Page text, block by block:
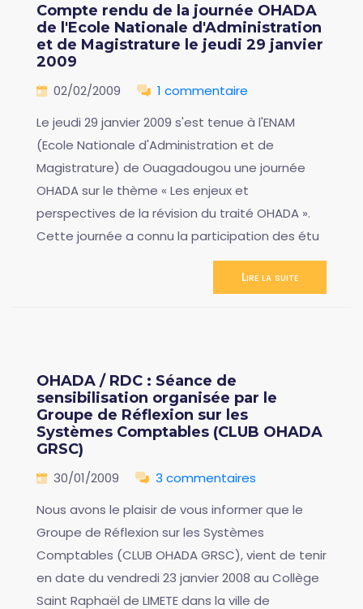
Compte rendu de la journée OHADA
de l'Ecole Nationale d'Administration
et de Magistrature le jeudi 29 janvier
2009
02/02/2009
1 commentaire
Le jeudi 29 janvier 2009 s'est tenue à l'ENAM
(Ecole Nationale d'Administration et de
Magistrature) de Ouagadougou une journée
OHADA sur le thème « Les enjeux et
perspectives de la révision du traité OHADA ».
Cette journée a connu la participation des étu
Lire la suite
OHADA / RDC : Séance de
sensibilisation organisée par le
Groupe de Réflexion sur les
Systèmes Comptables (CLUB OHADA
GRSC)
30/01/2009
3 commentaires
Nous avons le plaisir de vous informer que le
Groupe de Réflexion sur les Systèmes
Comptables (CLUB OHADA GRSC), vient de tenir
en date du vendredi 23 janvier 2008 au Collège
Saint Raphaël de LIMETE dans la ville de